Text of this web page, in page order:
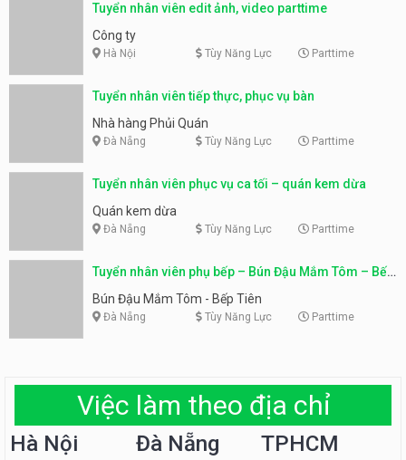
Tuyển nhân viên edit ảnh, video parttime
Công ty
Hà Nội Tùy Năng Lực Parttime
Tuyển nhân viên tiếp thực, phục vụ bàn
Nhà hàng Phủi Quán
Đà Nẵng Tùy Năng Lực Parttime
Tuyển nhân viên phục vụ ca tối – quán kem dừa
Quán kem dừa
Đà Nẵng Tùy Năng Lực Parttime
Tuyển nhân viên phụ bếp – Bún Đậu Mắm Tôm – Bếp
Tiên
Bún Đậu Mắm Tôm - Bếp Tiên
Đà Nẵng Tùy Năng Lực Parttime
Việc làm theo địa chỉ
Hà Nội Đà Nẵng TPHCM